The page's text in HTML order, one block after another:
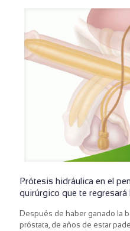
Prótesis hidráulica en el
quirúrgico que te regresará
Después de haber ganado la
próstata, de años de estar